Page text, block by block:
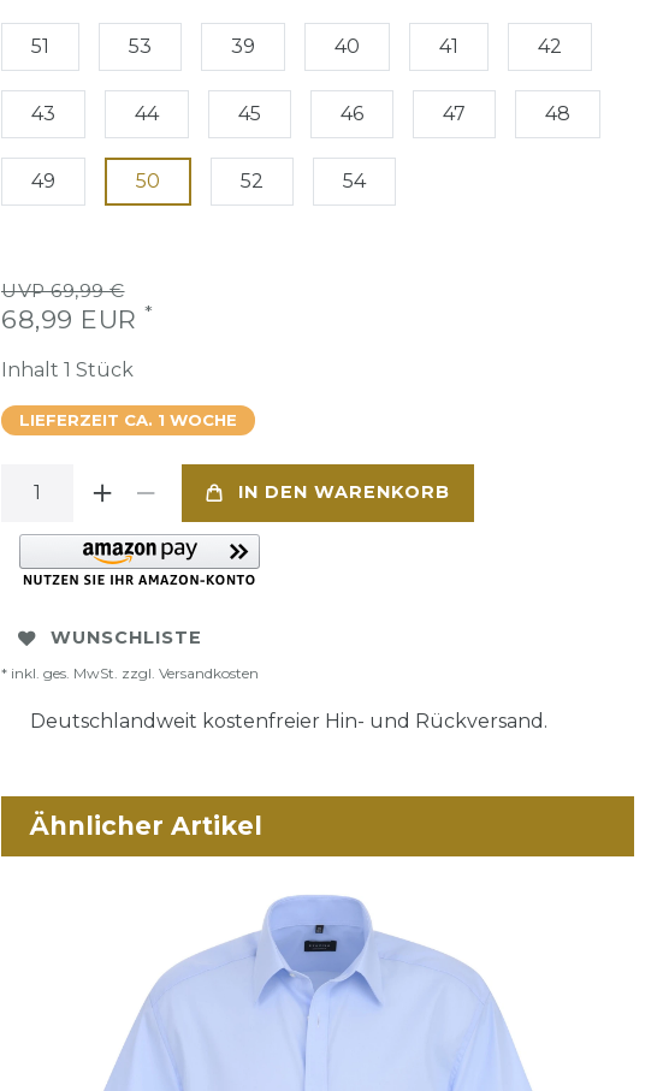
51 53 39 40 41 42
43 44 45 46 47 48
49 50 52 54
UVP 69,99 €
68,99 EUR *
Inhalt 1 Stück
LIEFERZEIT CA. 1 WOCHE
IN DEN WARENKORB
WUNSCHLISTE
* inkl. ges. MwSt. zzgl. Versandkosten
Deutschlandweit kostenfreier Hin- und Rückversand.
Ähnlicher Artikel